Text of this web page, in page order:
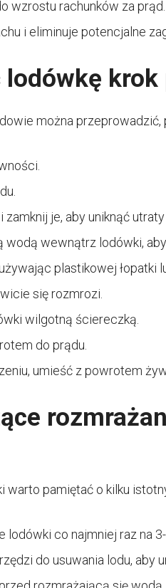
wzrostu rachunków za
i eliminuje potencjalne
krok
można
je, aby uniknąć utraty
wodą wewnątrz lodówki,
plastikowej łopatki
się rozmrozi.
wilgotną ściereczką.
do prądu.
umieść z powrotem
warto pamiętać o kilku
lodówki co najmniej raz na
do usuwania lodu, aby